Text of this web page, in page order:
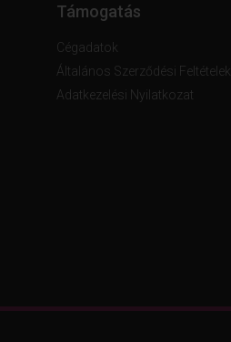
Támogatás
Cégadatok
Általános Szerződési Feltételek
Adatkezelési Nyilatkozat